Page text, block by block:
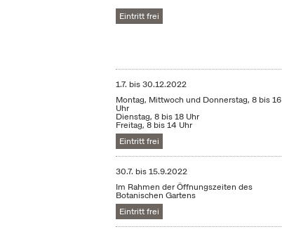
Eintritt frei
1.7. bis30.12.2022
Montag, Mittwoch und Donnerstag, 8 bis 16
Uhr
Dienstag, 8 bis 18 Uhr
Freitag, 8 bis 14 Uhr
Eintritt frei
30.7. bis15.9.2022
Im Rahmen der Öffnungszeiten des
Botanischen Gartens
Eintritt frei